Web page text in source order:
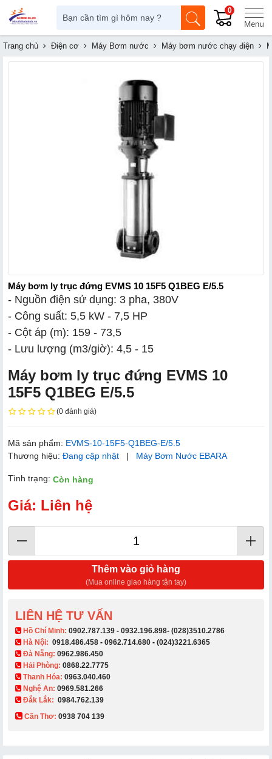
0
Trang chủ Điện cơ Máy Bơm nước Máy bơm nước chạy điện
Máy bơm ly trục đứng EVMS 10 15F5 Q1BEG E/5.5
- Nguồn điện sử dụng: 3 pha, 380V
- Công suất: 5,5 kW - 7,5 HP
- Cột áp (m): 159 - 73,5
- Lưu lượng (m3/giờ): 4,5 - 15
Máy bơm ly trục đứng EVMS 10
15F5 Q1BEG E/5.5
(0 đánh giá)
Mã sản phẩm: EVMS-10-15F5-Q1BEG-E/5.5
Thương hiệu: Đang cập nhật | Máy Bơm Nước EBARA
Tình trạng: Còn hàng
Giá: Liên hệ
Thêm vào giỏ hàng
(Mua online giao hàng tận tay)
LIÊN HỆ TƯ VẤN
​ Hồ Chí Minh: 0902.787.139 - 0932.196.898- (028)3510.2786
Hà Nội: 0918.486.458 - 0962.714.680 - (024)3221.6365
Đà Nẵng: 0962.986.450
Hải Phòng: 0868.22.7775
Thanh Hóa: 0963.040.460
Nghệ An: 0969.581.266
Đắk Lắk: 0984.762.139
Cần Thơ: 0938 704 139​